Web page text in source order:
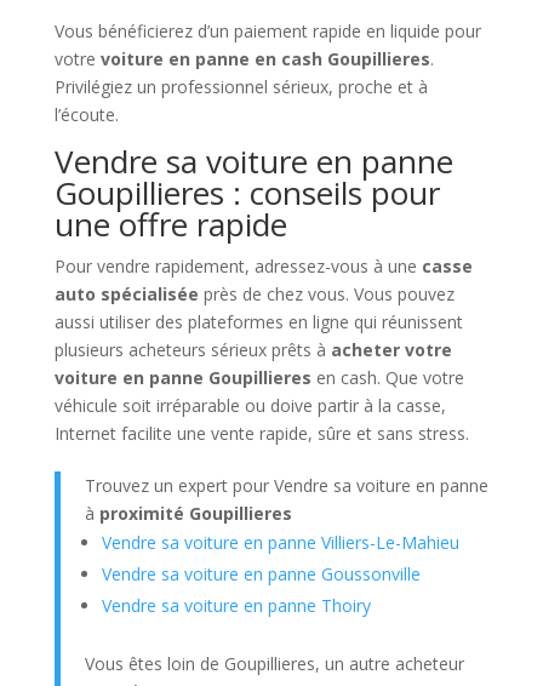
Vous bénéficierez d’un paiement rapide en liquide pour
votre voiture en panne en cash Goupillieres.
Privilégiez un professionnel sérieux, proche et à
l’écoute.
Vendre sa voiture en panne
Goupillieres : conseils pour
une offre rapide
Pour vendre rapidement, adressez-vous à une casse
auto spécialisée près de chez vous. Vous pouvez
aussi utiliser des plateformes en ligne qui réunissent
plusieurs acheteurs sérieux prêts à acheter votre
voiture en panne Goupillieres en cash. Que votre
véhicule soit irréparable ou doive partir à la casse,
Internet facilite une vente rapide, sûre et sans stress.
Trouvez un expert pour Vendre sa voiture en panne
à proximité Goupillieres
Vendre sa voiture en panne Villiers-Le-Mahieu
Vendre sa voiture en panne Goussonville
Vendre sa voiture en panne Thoiry
Vous êtes loin de Goupillieres, un autre acheteur